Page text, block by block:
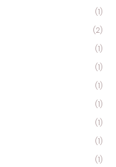
(1)
(2)
(1)
(1)
(1)
(1)
(1)
(1)
(1)